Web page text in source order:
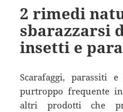
2 rimedi
sbarazzarsi
insetti e
Scarafaggi, parassiti
purtroppo frequente
altri prodotti che